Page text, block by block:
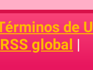
de
RSS global |